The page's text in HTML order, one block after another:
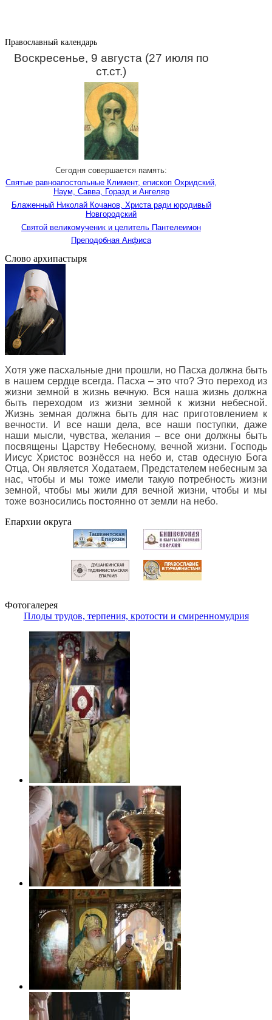
Православный календарь
Воскресенье, 9 августа (27 июля по
ст.ст.)
Сегодня совершается память:
Святые равноапостольные Климент, епископ Охридский,
Наум, Савва, Горазд и Ангеляр
Блаженный Николай Кочанов, Христа ради юродивый
Новгородский
Святой великомученик и целитель Пантелеимон
Преподобная Анфиса
Слово архипастыря
Хотя уже пасхальные дни прошли, но Пасха должна быть
в нашем сердце всегда. Пасха – это что? Это переход из
жизни земной в жизнь вечную. Вся наша жизнь должна
быть переходом из жизни земной к жизни небесной.
Жизнь земная должна быть для нас приготовлением к
вечности. И все наши дела, все наши поступки, даже
наши мысли, чувства, желания – все они должны быть
посвящены Царству Небесному, вечной жизни. Господь
Иисус Христос вознёсся на небо и, став одесную Бога
Отца, Он является Ходатаем, Предстателем небесным за
нас, чтобы и мы тоже имели такую потребность жизни
земной, чтобы мы жили для вечной жизни, чтобы и мы
тоже возносились постоянно от земли на небо.
Епархии округа
Фотогалерея
Плоды трудов, терпения, кротости и смиренномудрия